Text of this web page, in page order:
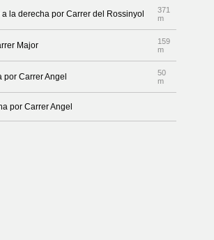
la derecha por Carrer del Rossinyol
371
m
Major
159
m
Carrer Angel
50
m
por Carrer Angel